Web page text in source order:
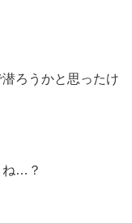
ろうかと思ったけ
ね…？